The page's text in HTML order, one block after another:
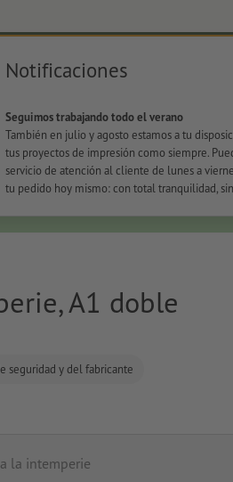
Notificaciones
Seguimos trabajando todo el verano
También en julio y agosto estamos a tu
tus proyectos de impresión como siempre.
servicio de atención al cliente de lunes a
tu pedido hoy mismo: con total tranquilidad,
Oficina Adhesivos
A1 doble
seguridad y del fabricante
la intemperie